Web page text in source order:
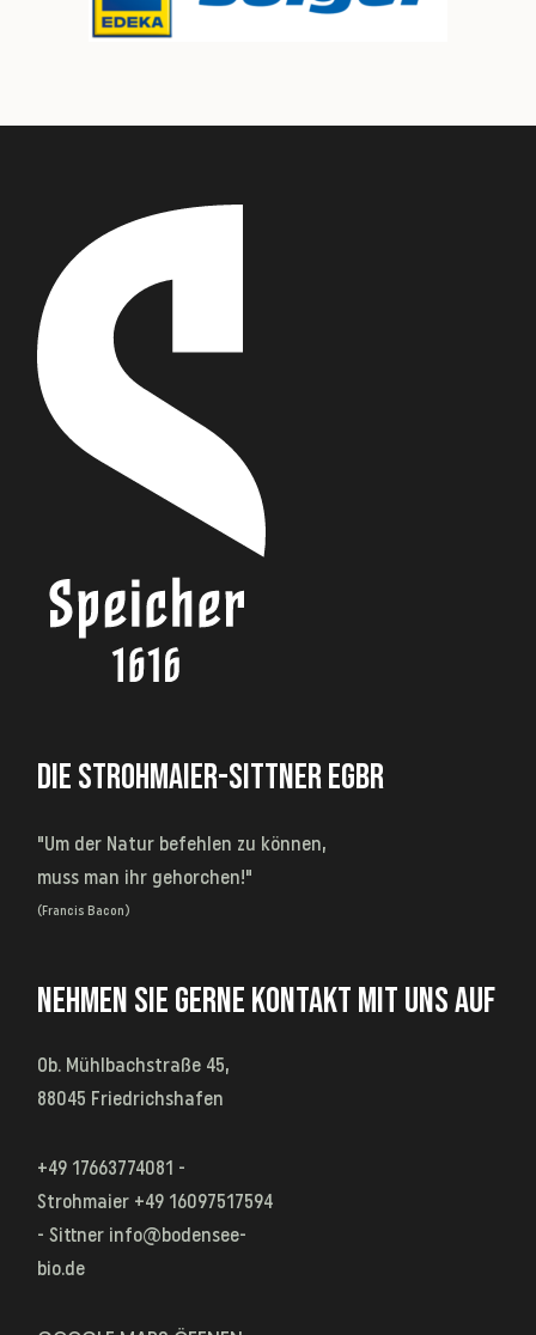
DIE STROHMAIER-SITTNER EGBR
"Um der Natur befehlen zu können,
muss man ihr gehorchen!"
(Francis Bacon)
NEHMEN SIE GERNE KONTAKT MIT UNS AUF
Ob. Mühlbachstraße 45,
88045 Friedrichshafen
+49 17663774081 -
Strohmaier +49 16097517594
- Sittner info@bodensee-
bio.de